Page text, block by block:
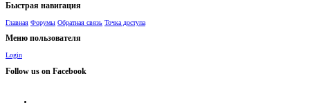
Быстрая навигация
Главная Форумы Обратная связь Точка доступа
Меню пользователя
Login
Follow us on Facebook